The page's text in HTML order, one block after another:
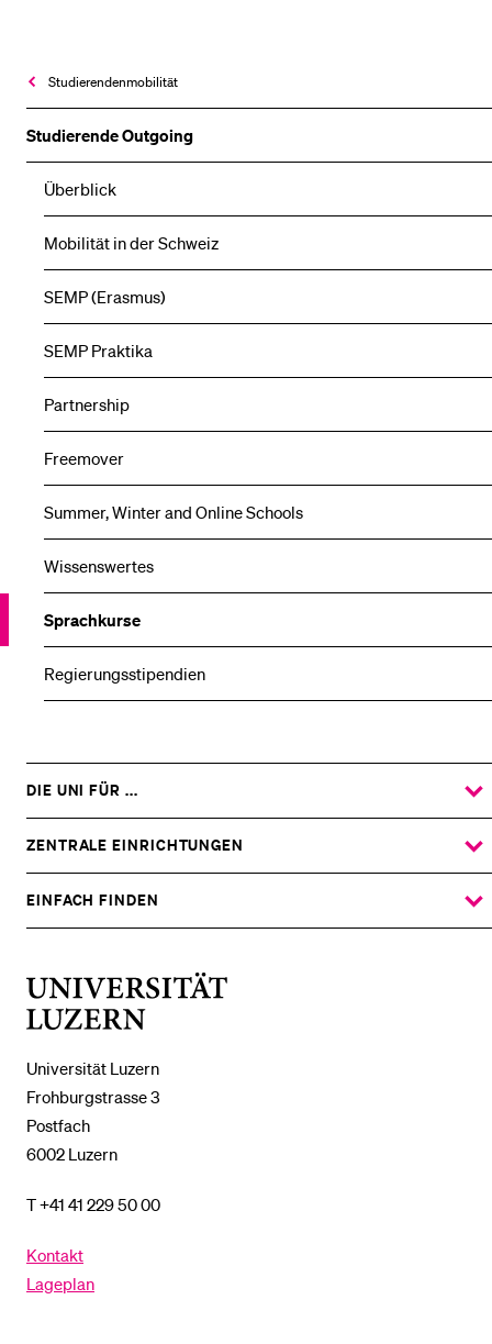
Studierendenmobilität
Studierende Outgoing
Überblick
Mobilität in der Schweiz
SEMP (Erasmus)
SEMP Praktika
Partnership
Freemover
Summer, Winter and Online Schools
Wissenswertes
Sprachkurse
Regierungsstipendien
Universität Luzern
Frohburgstrasse 3
Postfach
6002 Luzern
T +41 41 229 50 00
Kontakt
Lageplan
DIE UNI FÜR ...
ZEIGE
DAS
UNTERMENÜ
ZENTRALE EINRICHTUNGEN
ZEIGE
DAS
UNTERMENÜ
EINFACH FINDEN
ZEIGE
DAS